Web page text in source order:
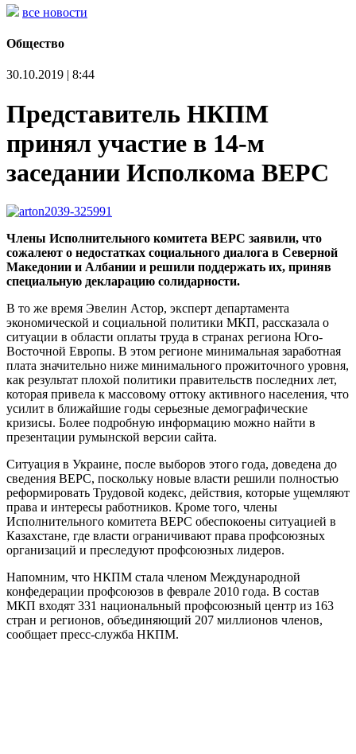
все новости
Общество
30.10.2019 | 8:44
Представитель НКПМ
принял участие в 14-м
заседании Исполкома ВЕРС
Члены Исполнительного комитета ВЕРС заявили, что
сожалеют о недостатках социального диалога в Северной
Македонии и Албании и решили поддержать их, приняв
специальную декларацию солидарности.
В то же время Эвелин Астор, эксперт департамента
экономической и социальной политики МКП, рассказала о
ситуации в области оплаты труда в странах региона Юго-
Восточной Европы. В этом регионе минимальная заработная
плата значительно ниже минимального прожиточного уровня,
как результат плохой политики правительств последних лет,
которая привела к массовому оттоку активного населения, что
усилит в ближайшие годы серьезные демографические
кризисы. Более подробную информацию можно найти в
презентации румынской версии сайта.
Ситуация в Украине, после выборов этого года, доведена до
сведения ВЕРС, поскольку новые власти решили полностью
реформировать Трудовой кодекс, действия, которые ущемляют
права и интересы работников. Кроме того, члены
Исполнительного комитета ВЕРС обеспокоены ситуацией в
Казахстане, где власти ограничивают права профсоюзных
организаций и преследуют профсоюзных лидеров.
Напомним, что НКПМ стала членом Международной
конфедерации профсоюзов в феврале 2010 года. В состав
МКП входят 331 национальный профсоюзный центр из 163
стран и регионов, объединяющий 207 миллионов членов,
сообщает пресс-служба НКПМ.